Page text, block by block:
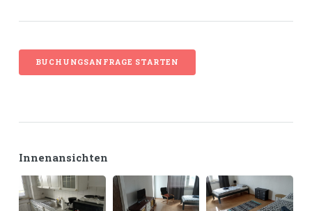
Innenansichten